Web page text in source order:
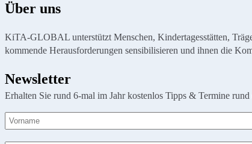
Über uns
KiTA-GLOBAL unterstützt Menschen, Kindertagesstätten,
kommende Herausforderungen sensibilisieren und ihnen die
Newsletter
Erhalten Sie rund 6-mal im Jahr kostenlos Tipps & Termine